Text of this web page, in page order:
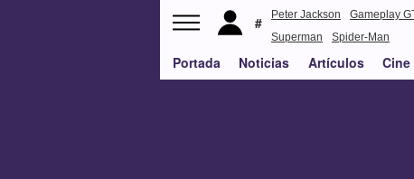
Peter Jackson
Gameplay
Superman
Spider-Man
Portada Noticias Artículos Cine